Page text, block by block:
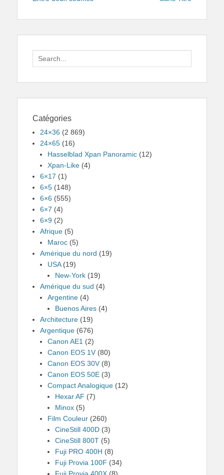
Search
for:
Catégories
24×36 (2 869)
24×65 (16)
Hasselblad Xpan Panoramic (12)
Xpan-Like (4)
6×17 (1)
6×5 (148)
6×6 (555)
6×7 (4)
6×9 (2)
Afrique (5)
Maroc (5)
Amérique du nord (19)
USA(19)
New-York (19)
Amérique du sud (4)
Argentine (4)
Buenos Aires (4)
Architecture (19)
Argentique (676)
Canon AE1 (2)
Canon EOS 1V (80)
Canon EOS 30V (8)
Canon EOS 50E (3)
Compact Analogique (12)
Hexar AF (7)
Minox (5)
Film Couleur (260)
CineStill 400D (3)
CineStill 800T (5)
Fuji PRO 400H (8)
Fuji Provia 100F (34)